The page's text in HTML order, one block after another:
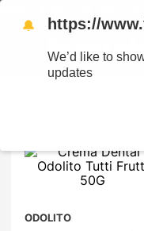
ODOLITO
🔔 https://
We’d like to
updates